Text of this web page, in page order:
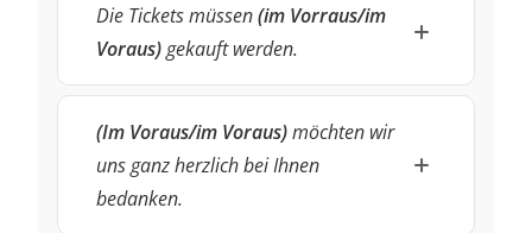
Die Tickets müssen(im Vorraus/im
Voraus)gekauft werden.
(Im Voraus/im Voraus)möchten wir
uns ganz herzlich bei Ihnen
bedanken.